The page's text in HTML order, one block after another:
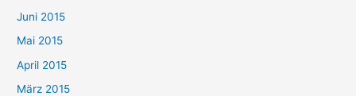
Juni 2015
Mai 2015
April 2015
März 2015